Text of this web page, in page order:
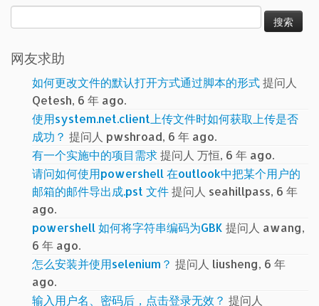
索：
网友求助
如何更改文件的默认打开方式通过脚本的形式提问人
Qetesh, 6 年 ago.
使用system.net.client上传文件时如何获取上传是否
成功？ 提问人 pwshroad, 6 年 ago.
有一个实施中的项目需求提问人 万恒, 6 年 ago.
请问如何使用powershell 在outlook中把某个用户的
邮箱的邮件导出成.pst 文件提问人 seahillpass, 6 年
ago.
powershell 如何将字符串编码为GBK 提问人 awang,
6 年 ago.
怎么安装并使用selenium？ 提问人 liusheng, 6 年
ago.
输入用户名、密码后，点击登录无效？ 提问人